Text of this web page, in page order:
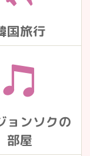
国旅行
ョンソクの
部屋